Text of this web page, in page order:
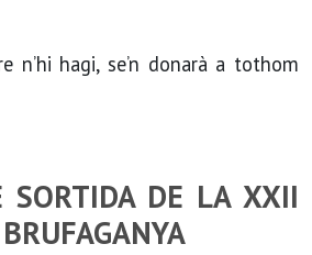
n’hi hagi, se’n donarà a tothom
SORTIDA DE LA XXII